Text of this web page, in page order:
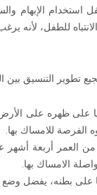
الطفل استخدام
للطفل،
تطوير التنسيق
الفرصة للامساك بها.
العمر أربعة أشهر
الامساك بها.
على بطنه، يفضل